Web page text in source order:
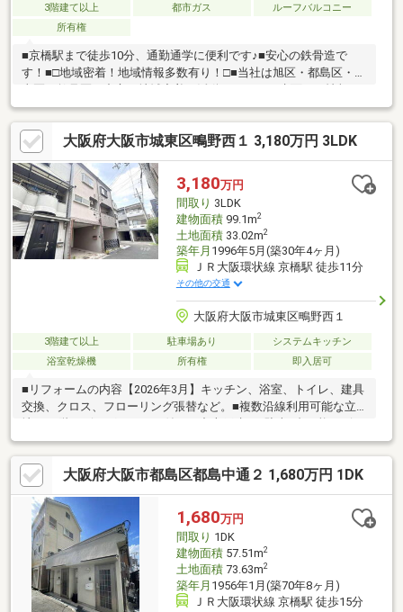
3階建て以上 都市ガス
ルーフバルコニー
所有権
■京橋駅まで徒歩10分、通勤通学に便利です♪■安心の鉄骨造で
す！■□地域密着！地域情報多数有り！□■当社は旭区・都島区・城
自信があります。詳しくは武和不動産販売まで！！☆お電話での
お問い合わせがスムーズです！ ご希望の物件名と物件価格をお
伝えください。■□住宅ローンは当社にお任せください！！□■『頭
金0円で購入したい・・』『リフォーム費用もローンを組みた
い・・』『既に借り入れがある・・』『自営業だけどローンは組
めるの？』等お客様に合ったお借入れプランをご提案致しますの
で何でもご相談下さい♪
大阪府大阪市城東区鴫野西１ 3,180万円 3LDK
3,180万円
間取り 3LDK
建物面積99.1m2
土地面積33.02m2
築年月 1996年5月(築30年4ヶ月)
ＪＲ大阪環状線 京橋駅 徒歩11分
その他の交通
大阪府大阪市城東区鴫野西１
3階建て以上 駐車場あり
システムキッチン
浴室乾燥機
所有権 即入居可
■リフォームの内容【2026年3月】キッチン、浴室、トイレ、建具
交換、クロス、フローリング張替など。■複数沿線利用可能な立
トインガレージ付き！（車種による）■小・中学校まで徒歩7分以
内！■スーパーまで徒歩4分！■鴫野公園まで徒歩5分！■弊社の特
徴について・お車でのご来場も可能です。周辺のコインパーキン
グまでご案内致しますので、担当者にお声がけください。・キッ
ズスペースもございますので、小さなお子様がいらっしゃるご家
庭もお気軽にご来場ください！【営業日】定休日はございませ
ん。水曜日も営業しております。
大阪府大阪市都島区都島中通２ 1,680万円 1DK
1,680万円
間取り 1DK
建物面積57.51m2
土地面積73.63m2
築年月 1956年1月(築70年8ヶ月)
ＪＲ大阪環状線 京橋駅 徒歩15分